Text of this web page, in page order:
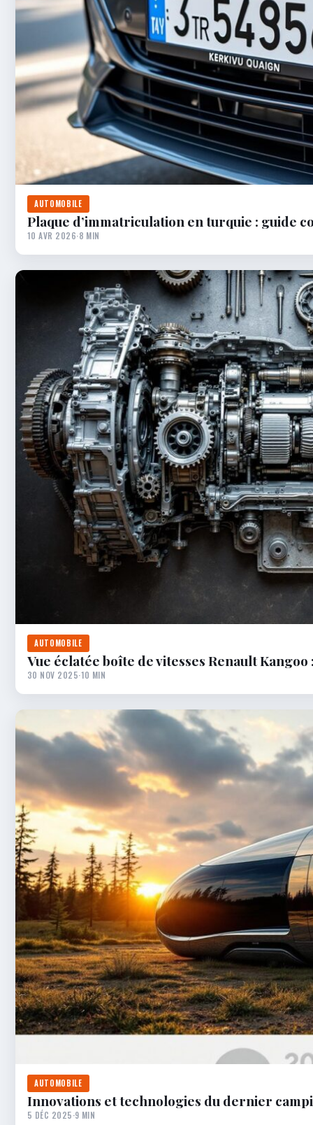
AUTOMOBILE
Plaque d’immatriculation en turquie : guide
10 AVR 2026·8 MIN
AUTOMOBILE
Vue éclatée boîte de vitesses Renault
30 NOV 2025·10 MIN
AUTOMOBILE
Innovations et technologies du dernier
5 DÉC 2025·9 MIN